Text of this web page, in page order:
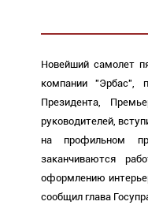
Новейший самолет
компании "Эрбас",
Президента,
руководителей,
на профильном
заканчиваются
оформлению
сообщил глава